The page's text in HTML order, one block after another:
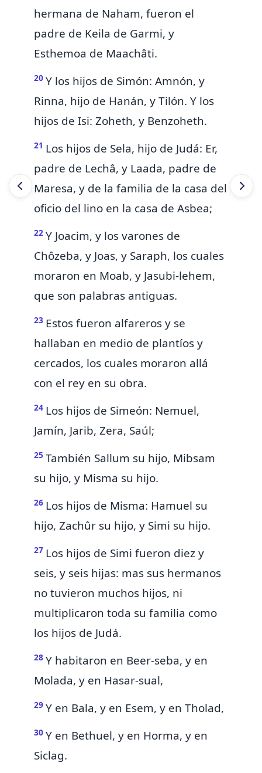
hermana de Naham, fueron el
padre de Keila de Garmi, y
Esthemoa de Maachâti.
20 Y los hijos de Simón: Amnón, y
Rinna, hijo de Hanán, y Tilón. Y los
hijos de Isi: Zoheth, y Benzoheth.
21 Los hijos de Sela, hijo de Judá: Er,
padre de Lechâ, y Laada, padre de
Maresa, y de la familia de la casa del
oficio del lino en la casa de Asbea;
22 Y Joacim, y los varones de
Chôzeba, y Joas, y Saraph, los cuales
moraron en Moab, y Jasubi-lehem,
que son palabras antiguas.
23 Estos fueron alfareros y se
hallaban en medio de plantíos y
cercados, los cuales moraron allá
con el rey en su obra.
24 Los hijos de Simeón: Nemuel,
Jamín, Jarib, Zera, Saúl;
25 También Sallum su hijo, Mibsam
su hijo, y Misma su hijo.
26 Los hijos de Misma: Hamuel su
hijo, Zachûr su hijo, y Simi su hijo.
27 Los hijos de Simi fueron diez y
seis, y seis hijas: mas sus hermanos
no tuvieron muchos hijos, ni
multiplicaron toda su familia como
los hijos de Judá.
28 Y habitaron en Beer-seba, y en
Molada, y en Hasar-sual,
29 Y en Bala, y en Esem, y en Tholad,
30 Y en Bethuel, y en Horma, y en
Siclag.